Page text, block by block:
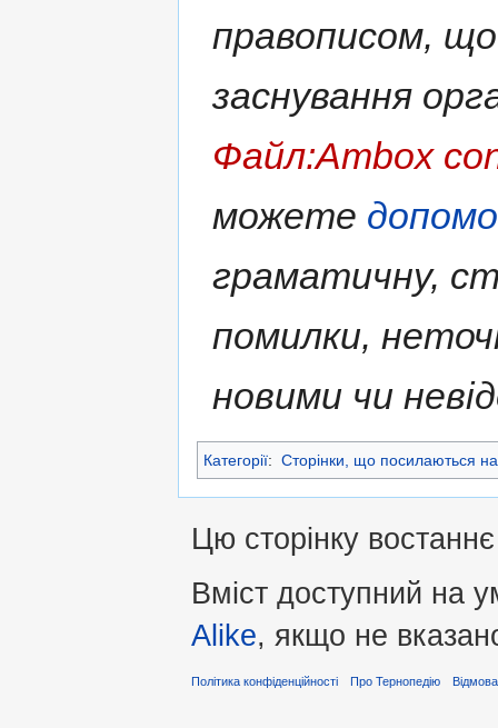
правописом,
заснування
Файл:Ambox
можете
граматичну,
помилки,
новими чи
Категорії: Сторінки, що посилаються
Цю сторінку
Вміст доступний на
Alike, якщо не
Політика конфіденційності Про Тернопедію Відмова